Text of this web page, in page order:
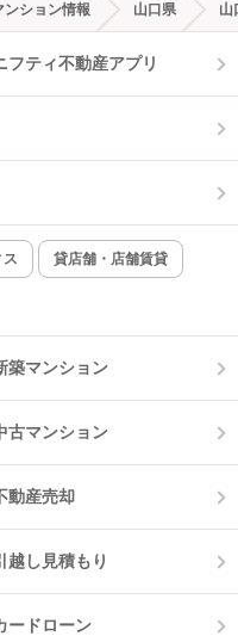
ンション情報 山口県 山
フティ不動産アプリ
貸店舗・店舗賃貸
築マンション
古マンション
動産売却
越し見積もり
ードローン